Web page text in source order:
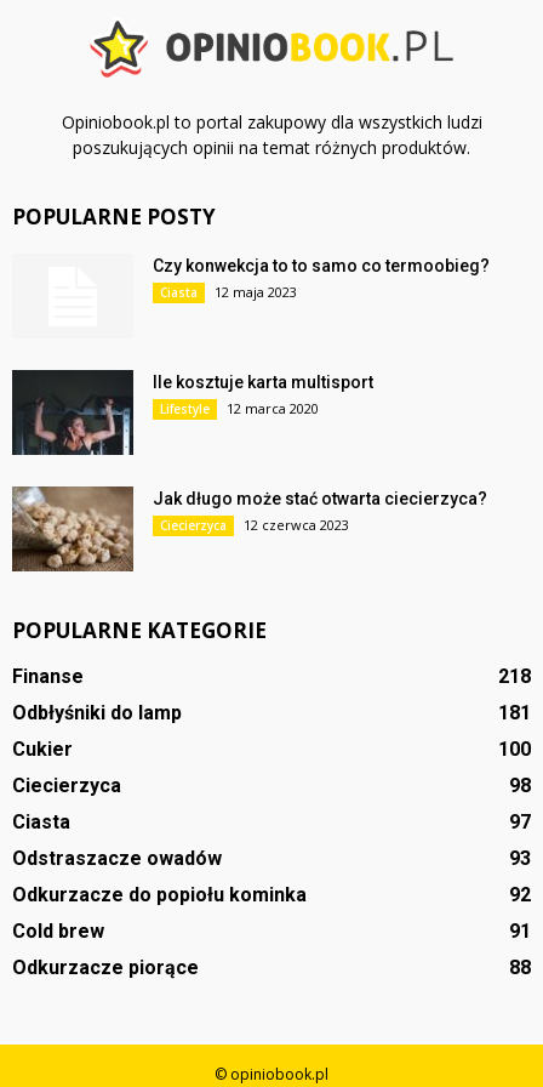
Opiniobook.pl to portal zakupowy dla wszystkich ludzi
poszukujących opinii na temat różnych produktów.
POPULARNE POSTY
Czy konwekcja to to samo co termoobieg?
Ciasta 12 maja 2023
Ile kosztuje karta multisport
Lifestyle 12 marca 2020
Jak długo może stać otwarta ciecierzyca?
Ciecierzyca 12 czerwca 2023
POPULARNE KATEGORIE
Finanse
218
Odbłyśniki do lamp
181
Cukier
100
Ciecierzyca
98
Ciasta
97
Odstraszacze owadów
93
Odkurzacze do popiołu kominka
92
Cold brew
91
Odkurzacze piorące
88
© opiniobook.pl